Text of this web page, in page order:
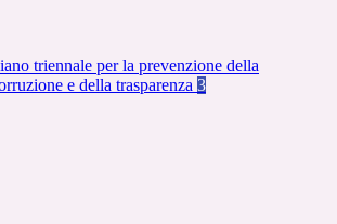
triennale per la prevenzione della
e della trasparenza 3